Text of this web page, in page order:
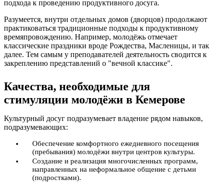
подхода к проведению продуктивного досуга.
Разумеется, внутри отдельных домов (дворцов) продолжают
практиковаться традиционные подходы к продуктивному
времяпровождению. Например, молодёжь отмечает
классические праздники вроде Рождества, Масленицы, и так
далее. Тем самым у преподавателей деятельность сводится к
закреплению представлений о "вечной классике".
Качества, необходимые для
стимуляции молодёжи в Кемерове
Культурный досуг подразумевает владение рядом навыков,
подразумевающих:
Обеспечение комфортного ежедневного посещения
(пребывания) молодёжи внутри центров культуры.
Создание и реализация многочисленных программ,
направленных на неформальное общение с детьми
(подростками).